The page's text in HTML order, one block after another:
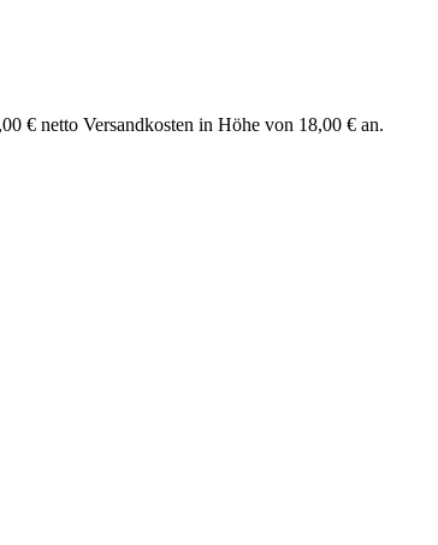
€ netto Versandkosten in Höhe von 18,00 € an.